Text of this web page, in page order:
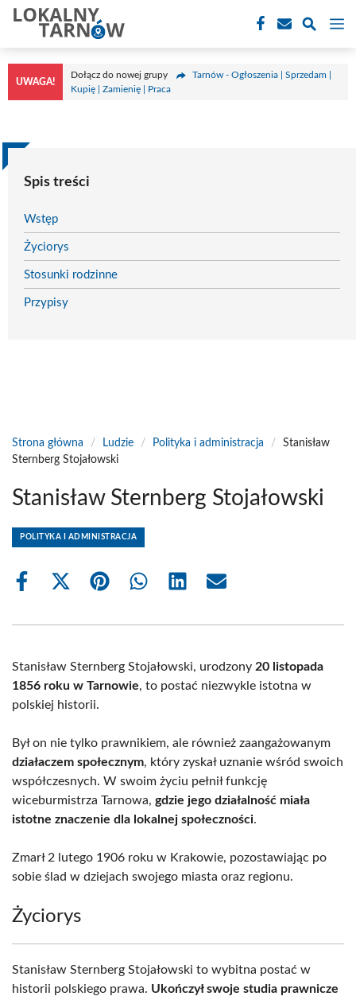
Przejdź
treści
UWAGA!
Dołącz do nowej grupy
Tarnów - Ogłoszenia | Sprzedam |
Kupię | Zamienię | Praca
Spis treści
Wstęp
Życiorys
Stosunki rodzinne
Przypisy
Strona główna / Ludzie / Polityka i administracja /
Stanisław
Sternberg Stojałowski
Stanisław Sternberg Stojałowski
POLITYKA I ADMINISTRACJA
Share
Share
(Twitter)
Share Share Share Share
Stanisław Sternberg Stojałowski, urodzony 20 listopada
1856 roku w Tarnowie, to postać niezwykle istotna w
polskiej historii.
Był on nie tylko prawnikiem, ale również zaangażowanym
działaczem społecznym, który zyskał uznanie wśród swoich
współczesnych. W swoim życiu pełnił funkcję
wiceburmistrza Tarnowa, gdzie jego działalność miała
istotne znaczenie dla lokalnej społeczności.
Zmarł 2 lutego 1906 roku w Krakowie, pozostawiając po
sobie ślad w dziejach swojego miasta oraz regionu.
Życiorys
Stanisław Sternberg Stojałowski to wybitna postać w
historii polskiego prawa. Ukończył swoje studia prawnicze